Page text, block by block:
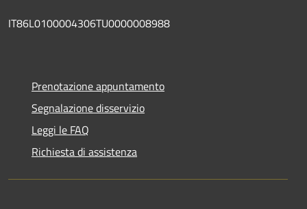
IT86L0100004306TU0000008988
Prenotazione appuntamento
Segnalazione disservizio
Leggi le FAQ
Richiesta di assistenza